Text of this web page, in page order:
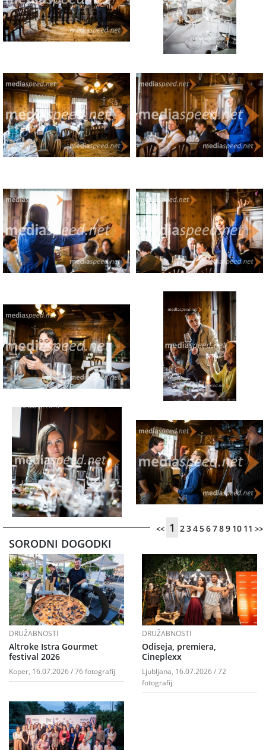
<< 1 23456789 10 11 >>
SORODNI DOGODKI
DRUŽABNOSTI
Altroke Istra Gourmet
festival 2026
Koper, 16.07.2026 / 76 fotografij
DRUŽABNOSTI
Odiseja, premiera,
Cineplexx
Ljubljana, 16.07.2026 / 72
fotografij